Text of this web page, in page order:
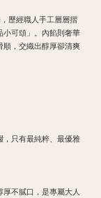
歷經職人手工層層摺
小可頌」。內餡則奢華
順，交織出醇厚卻清爽
，只有最純粹、最優雅
不膩口，是專屬大人